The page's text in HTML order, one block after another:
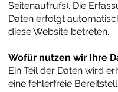
Seitenaufrufs). Die
Daten erfolgt
diese Website betreten.
Wofür nutzen wir Ihre
Ein Teil der Daten wird
eine fehlerfreie